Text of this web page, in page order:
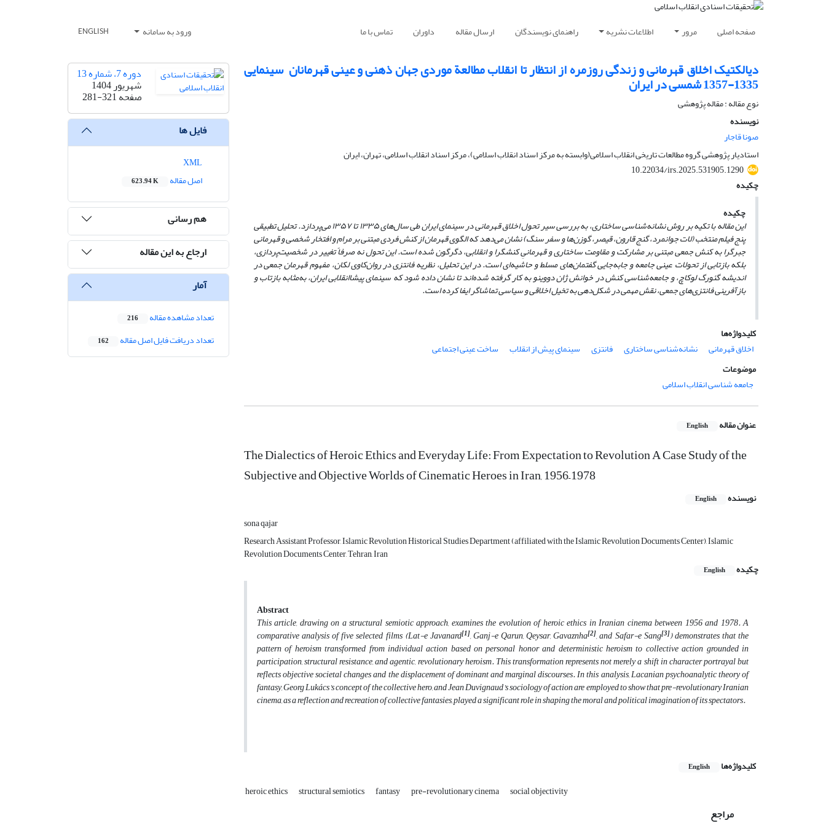
صفحه اصلی مرور اطلاعات نشریه راهنمای نویسندگان ارسال مقاله داوران تماس با ما ورود به سامانه ENGLISH
دیالکتیک اخلاق قهرمانی و زندگی روزمره از انتظار تا انقلاب مطالعة موردی جهان ذهنی و عینی قهرمانان ‌ سینمایی
1335-1357 شمسی در ایران
نوع مقاله : مقاله پژوهشی
نویسنده
صونا قاجار
استادیار پژوهشی گروه مطالعات تاریخی انقلاب اسلامی(وابسته به مرکز اسناد انقلاب اسلامی)، مرکز اسناد انقلاب اسلامی، تهران، ایران
10.22034/irs.2025.531905.1290
چکیده
چکیده
این مقاله با تکیه‌بر روش نشانه‌شناسی ساختاری، به بررسی سیر تحول اخلاق قهرمانی در سینمای ایران طی سال‌های۱۳۳۵تا۱۳۵۷می‌پردازد. تحلیل تطبیقی
پنج فیلم منتخب (لات جوانمرد، گنج قارون، قیصر، گوزن‌ها و سفر سنگ) نشان می‌دهد که الگوی قهرمان از کنش فردی مبتنی بر مرام و افتخار شخصی و قهرمانی
جبرگرا به کنش جمعی مبتنی بر مشارکت و مقاومت ساختاری و قهرمانیِ کنشگرا و انقلابی، دگرگون شده است. این تحول نه صرفاً تغییر در شخصیت‌پردازی،
بلکه بازتابی از تحولات عینی جامعه و جابه‌جایی گفتمان‌های مسلط و حاشیه‌ای است. در این تحلیل، نظریه فانتزی در روان‌کاوی لکان، مفهوم قهرمان جمعی در
اندیشه گئورگ لوکاچ، و جامعه‌شناسی کنش در خوانش ژان دووینو به کار گرفته شده‌اند تا نشان داده شود که سینمای پیشاانقلابی ایران، به‌مثابه بازتاب و
بازآفرینی فانتزی‌های جمعی، نقش مهمی در شکل‌دهی به تخیل اخلاقی و سیاسی تماشاگر ایفا کرده است.
کلیدواژه‌ها
اخلاق قهرمانی
نشانه‌شناسی ساختاری فانتزی سینمای پیش از انقلاب
ساخت عینی اجتماعی
موضوعات
جامعه شناسی انقلاب اسلامی
عنوان مقاله English
The Dialectics of Heroic Ethics and Everyday Life: From Expectation to Revolution A Case Study of the
Subjective and Objective Worlds of Cinematic Heroes in Iran, 1956–1978
نویسنده English
sona qajar
Research Assistant Professor, Islamic Revolution Historical Studies Department (affiliated with the Islamic Revolution Documents Center), Islamic
Revolution Documents Center, Tehran, Iran
چکیده
English
Abstract
This article, drawing on a structural semiotic approach, examines the evolution of heroic ethics in Iranian cinema between 1956 and 1978. A
comparative analysis of five selected films (Lat-e Javanard[1], Ganj-e Qarun, Qeysar, Gavaznha[2], and Safar-e Sang[3]) demonstrates that the
pattern of heroism transformed from individual action based on personal honor and deterministic heroism to collective action grounded in
participation, structural resistance, and agentic, revolutionary heroism. This transformation represents not merely a shift in character portrayal but
reflects objective societal changes and the displacement of dominant and marginal discourses. In this analysis, Lacanian psychoanalytic theory of
fantasy, Georg Lukács’s concept of the collective hero, and Jean Duvignaud’s sociology of action are employed to show that pre-revolutionary Iranian
cinema, as a reflection and recreation of collective fantasies, played a significant role in shaping the moral and political imagination of its spectators.
کلیدواژه‌ها English
heroic ethics structural semiotics fantasy pre-revolutionary cinema social objectivity
مراجع
دوره 7، شماره 13
شهریور 1404
صفحه281-321
فایل ها
اصل مقاله
623.94 K
هم رسانی
ارجاع به این مقاله
آمار
تعداد مشاهده مقاله 216
تعداد دریافت فایل اصل مقاله 162